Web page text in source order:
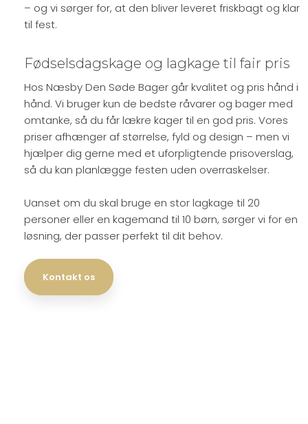
– og vi sørger for, at den bliver leveret friskbagt og klar
til fest.
Fødselsdagskage og lagkage til fair pris
Hos Næsby Den Søde Bager går kvalitet og pris hånd i
hånd. Vi bruger kun de bedste råvarer og bager med
omtanke, så du får lækre kager til en god pris. Vores
priser afhænger af størrelse, fyld og design – men vi
hjælper dig gerne med et uforpligtende prisoverslag,
så du kan planlægge festen uden overraskelser.
Uanset om du skal bruge en stor lagkage til 20
personer eller en kagemand til 10 børn, sørger vi for en
løsning, der passer perfekt til dit behov.
Kontakt os